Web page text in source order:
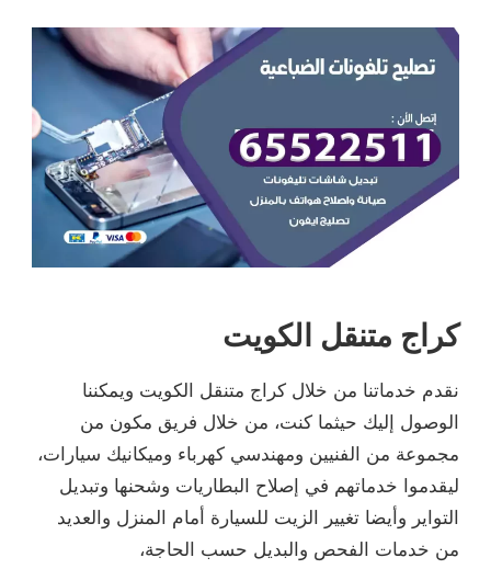
كراج متنقل الكويت
نقدم خدماتنا من خلال كراج متنقل الكويت ويمكننا
الوصول إليك حيثما كنت، من خلال فريق مكون من
مجموعة من الفنيين ومهندسي كهرباء وميكانيك سيارات،
ليقدموا خدماتهم في إصلاح البطاريات وشحنها وتبديل
التواير وأيضا تغيير الزيت للسيارة أمام المنزل والعديد
من خدمات الفحص والبديل حسب الحاجة،